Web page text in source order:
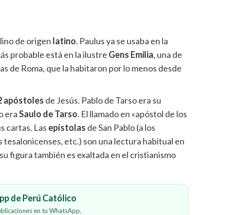
de origen latino. Paulus ya se usaba en la
probable está en la ilustre Gens Emilia, una de
de Roma, que la habitaron por lo menos desde
apóstoles de Jesús. Pablo de Tarso era su
eraSaulo de Tarso. El llamado en «apóstol de los
cartas. Las epístolas de San Pablo (a los
tesalonicenses, etc.) son una lectura habitual en
figura también es exaltada en el cristianismo
de Perú Católico
en tu WhatsApp.